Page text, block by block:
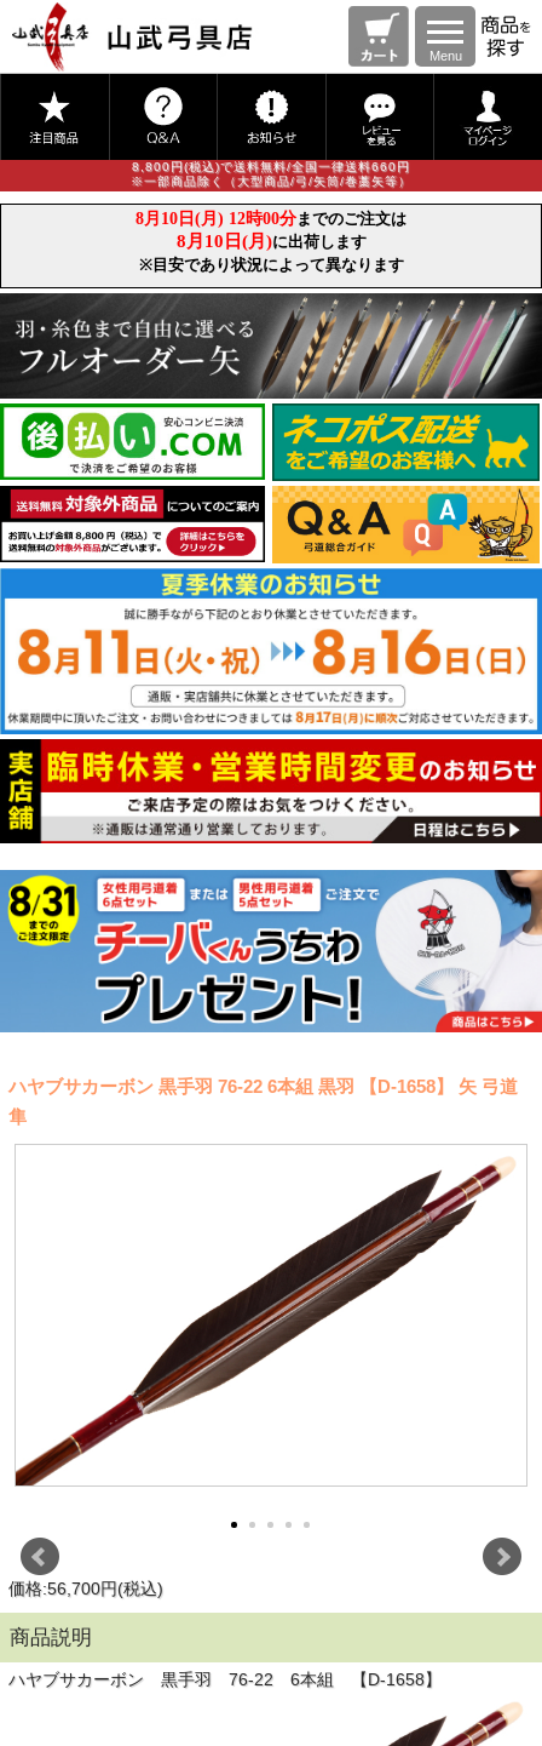
Menu
8,800円(税込)で送料無料/全国一律送料660円
※一部商品除く（大型商品/弓/矢筒/巻藁矢等）
ハヤブサカーボン 黒手羽 76-22 6本組 黒羽 【D-1658】 矢 弓道
隼
価格:56,700円(税込)
商品説明
ハヤブサカーボン 黒手羽 76-22 6本組 【D-1658】